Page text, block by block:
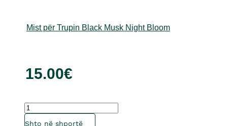
Mist për Trupin Black Musk Night Bloom
15.00€
Sasia
Shto në shportë
Ky